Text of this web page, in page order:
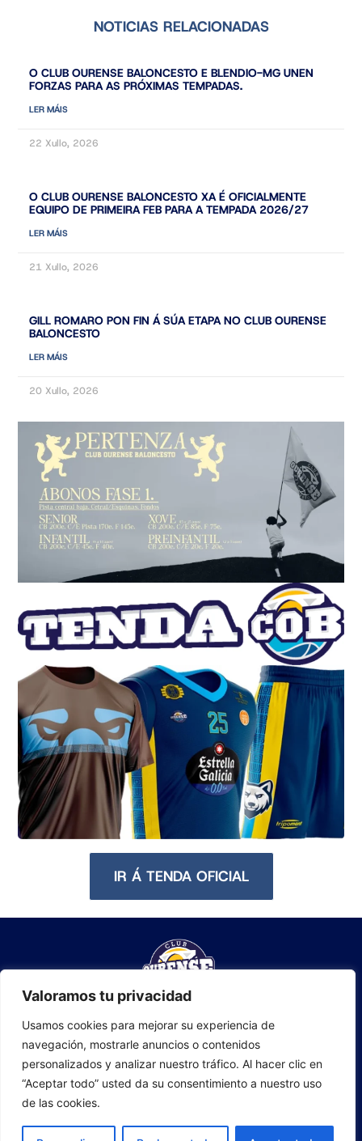
Valoramos tu privacidad
Usamos cookies para mejorar su experiencia de
navegación, mostrarle anuncios o contenidos
personalizados y analizar nuestro tráfico. Al hacer clic en
“Aceptar todo” usted da su consentimiento a nuestro uso
de las cookies.
NOTICIAS RELACIONADAS
O CLUB OURENSE BALONCESTO E BLENDIO-MG UNEN
FORZAS PARA AS PRÓXIMAS TEMPADAS.
LER MÁIS
22 Xullo, 2026
O CLUB OURENSE BALONCESTO XA É OFICIALMENTE
EQUIPO DE PRIMEIRA FEB PARA A TEMPADA 2026/27
LER MÁIS
21 Xullo, 2026
GILL ROMARO PON FIN Á SÚA ETAPA NO CLUB OURENSE
BALONCESTO
LER MÁIS
20 Xullo, 2026
IR Á TENDA OFICIAL